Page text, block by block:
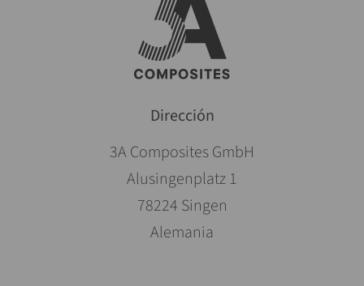
Dirección
3A Composites GmbH
Alusingenplatz 1
78224 Singen
Alemania